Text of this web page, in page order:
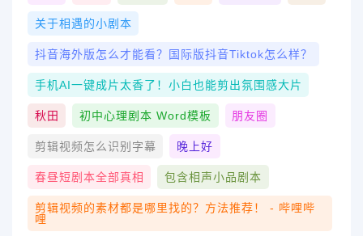
关于相遇的小剧本
抖音海外版怎么才能看？国际版抖音tiktok怎么样？
手机AI一键成片太香了！小白也能剪出氛围感大片
秋田 初中心理剧本 Word模板 朋友圈
剪辑视频怎么识别字幕 晚上好
春昼短剧本全部真相 包含相声小品剧本
剪辑视频的素材都是哪里找的？方法推荐！ - 哔哩哔
哩